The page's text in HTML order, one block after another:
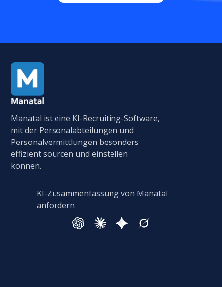
Manatal ist eine KI-Recruiting-Software,
mit der Personalabteilungen und
Personalvermittlungen besonders
effizient sourcen und einstellen
können.
KI-Zusammenfassung von Manatal
anfordern